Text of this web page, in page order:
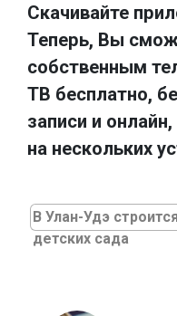
Скачивайте
Теперь, Вы
собственным
ТВ бесплатно,
записи и
на нескольких
В Улан-Удэ
детских сада